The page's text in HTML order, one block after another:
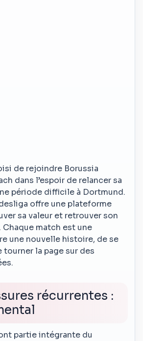
de rejoindre Borussia
dans l’espoir de relancer sa
période difficile à Dortmund.
offre une plateforme
sa valeur et retrouver son
Chaque match est une
une nouvelle histoire, de se
la page sur des
récurrentes :
partie intégrante du